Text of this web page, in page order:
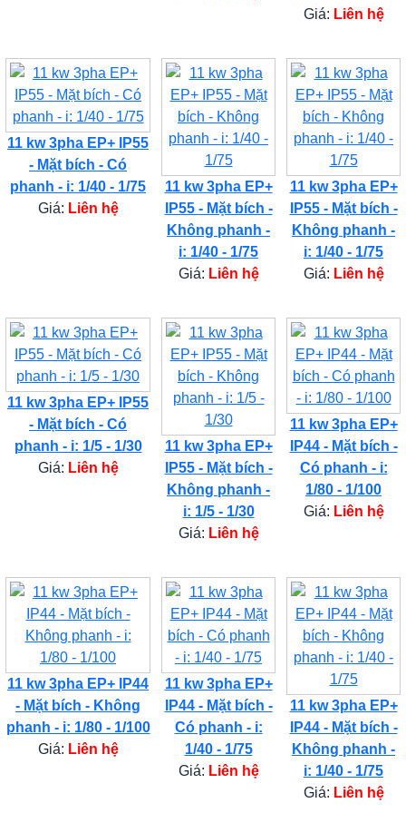
Giá: Liên hệ
11 kw 3pha EP+ IP55
- Mặt bích - Có
phanh - i: 1/40 - 1/75
Giá: Liên hệ
11 kw 3pha EP+
IP55 - Mặt bích -
Không phanh -
i: 1/40 - 1/75
Giá: Liên hệ
11 kw 3pha EP+
IP55 - Mặt bích -
Không phanh -
i: 1/40 - 1/75
Giá: Liên hệ
11 kw 3pha EP+ IP55
- Mặt bích - Có
phanh - i: 1/5 - 1/30
Giá: Liên hệ
11 kw 3pha EP+
IP55 - Mặt bích -
Không phanh -
i: 1/5 - 1/30
Giá: Liên hệ
11 kw 3pha EP+
IP44 - Mặt bích -
Có phanh - i:
1/80 - 1/100
Giá: Liên hệ
11 kw 3pha EP+ IP44
- Mặt bích - Không
phanh - i: 1/80 - 1/100
Giá: Liên hệ
11 kw 3pha EP+
IP44 - Mặt bích -
Có phanh - i:
1/40 - 1/75
Giá: Liên hệ
11 kw 3pha EP+
IP44 - Mặt bích -
Không phanh -
i: 1/40 - 1/75
Giá: Liên hệ